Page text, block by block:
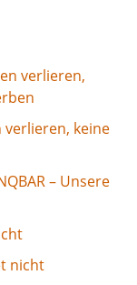
verlieren,
verlieren, keine
– Unsere
nicht